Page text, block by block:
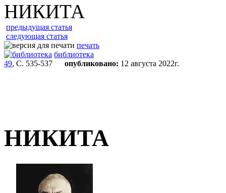
НИКИТА
предыдущая статья
следующая статья
печать
библиотека
49, С. 535-537 опубликовано: 12 августа 2022г.
НИКИТА